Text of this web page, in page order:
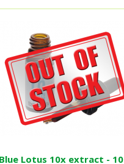
Blue Lotus 10x extract - 10